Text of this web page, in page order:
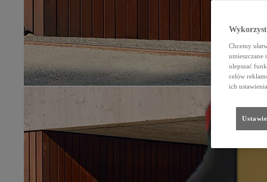
Chcemy
ulepszać
celów
ich